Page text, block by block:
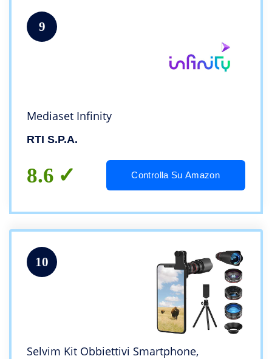
9
Mediaset Infinity
RTI S.p.A.
8.6 Controlla Su Amazon
10
Selvim Kit Obbiettivi Smartphone,